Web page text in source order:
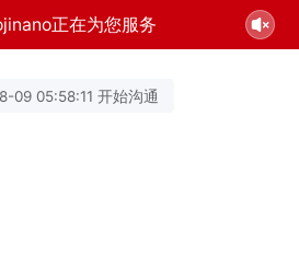
正在为您服务
09 05:58:11 开始沟通